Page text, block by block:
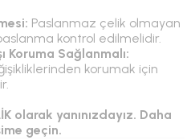
Paslanmaz çelik olmayan
kontrol edilmelidir.
Koruma Sağlanmalı:
korumak için
olarak yanınızdayız. Daha
geçin.